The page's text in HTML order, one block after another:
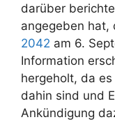
darüber
angegeben hat,
2042 am 6.
Information
hergeholt, da
dahin sind und
Ankündigung